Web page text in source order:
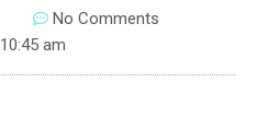
No Comments
10:45 am